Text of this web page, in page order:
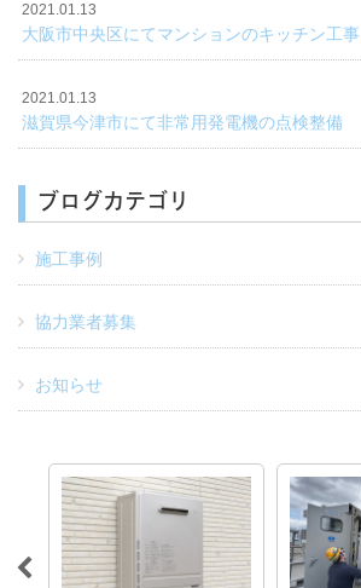
2021.01.13
大阪市中央区にてマンションのキッチン工事
2021.01.13
滋賀県今津市にて非常用発電機の点検整備
ブログカテゴリ
施工事例
協力業者募集
お知らせ